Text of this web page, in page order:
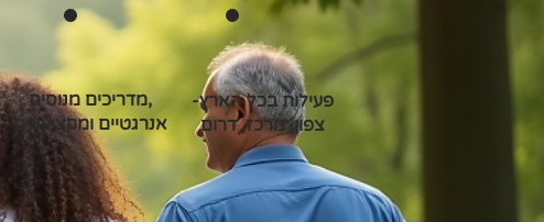
מדריכים מנוסים,
אנרגטיים ומקצועניים
פעילות בכל הארץ-
צפון, מרכז, דרום